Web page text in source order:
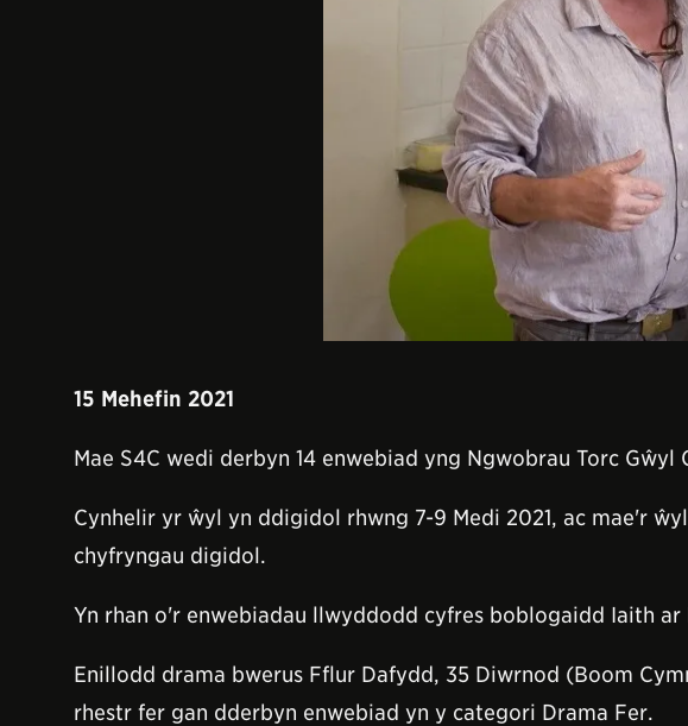
15 Mehefin 2021
Mae S4C wedi derbyn 14 enwebiad yng Ngwobrau Torc Gŵyl
Cynhelir yr ŵyl yn ddigidol rhwng 7-9 Medi 2021, ac mae'r
chyfryngau digidol.
Yn rhan o'r enwebiadau llwyddodd cyfres boblogaidd Iaith
Enillodd drama bwerus Fflur Dafydd, 35 Diwrnod (Boom
rhestr fer gan dderbyn enwebiad yn y categori Drama Fer.